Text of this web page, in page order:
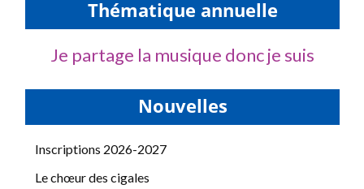
Thématique annuelle
Je partage la musique donc je suis
Nouvelles
Inscriptions 2026-2027
Le chœur des cigales